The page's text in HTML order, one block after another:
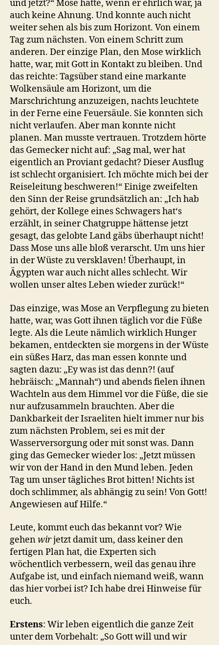
und jetzt?“ Mose hatte, wenn er ehrlich war, ja
auch keine Ahnung. Und konnte auch nicht
weiter sehen als bis zum Horizont. Von einem
Tag zum nächsten. Von einem Schritt zum
anderen. Der einzige Plan, den Mose wirklich
hatte, war, mit Gott in Kontakt zu bleiben. Und
das reichte: Tagsüber stand eine markante
Wolkensäule am Horizont, um die
Marschrichtung anzuzeigen, nachts leuchtete
in der Ferne eine Feuersäule. Sie konnten sich
nicht verlaufen. Aber man konnte nicht
planen. Man musste vertrauen. Trotzdem hörte
das Gemecker nicht auf: „Sag mal, wer hat
eigentlich an Proviant gedacht? Dieser Ausflug
ist schlecht organisiert. Ich möchte mich bei der
Reiseleitung beschweren!“ Einige zweifelten
den Sinn der Reise grundsätzlich an: „Ich hab
gehört, der Kollege eines Schwagers hat‘s
erzählt, in seiner Chatgruppe hättense jetzt
gesagt, das gelobte Land gäbs überhaupt nicht!
Dass Mose uns alle bloß verarscht. Um uns hier
in der Wüste zu versklaven! Überhaupt, in
Ägypten war auch nicht alles schlecht. Wir
wollen unser altes Leben wieder zurück!“
Das einzige, was Mose an Verpflegung zu bieten
hatte, war, was Gott ihnen täglich vor die Füße
legte. Als die Leute nämlich wirklich Hunger
bekamen, entdeckten sie morgens in der Wüste
ein süßes Harz, das man essen konnte und
sagten dazu: „Ey was ist das denn?! (auf
hebräisch: „Mannah“) und abends fielen ihnen
Wachteln aus dem Himmel vor die Füße, die sie
nur aufzusammeln brauchten. Aber die
Dankbarkeit der Israeliten hielt immer nur bis
zum nächsten Problem, sei es mit der
Wasserversorgung oder mit sonst was. Dann
ging das Gemecker wieder los: „Jetzt müssen
wir von der Hand in den Mund leben. Jeden
Tag um unser tägliches Brot bitten! Nichts ist
doch schlimmer, als abhängig zu sein! Von Gott!
Angewiesen auf Hilfe.“
Leute, kommt euch das bekannt vor? Wie
gehenwirjetzt damit um, dass keiner den
fertigen Plan hat, die Experten sich
wöchentlich verbessern, weil das genau ihre
Aufgabe ist, und einfach niemand weiß, wann
das hier vorbei ist? Ich habe drei Hinweise für
euch.
Erstens: Wir leben eigentlich die ganze Zeit
unter dem Vorbehalt: „So Gott will und wir